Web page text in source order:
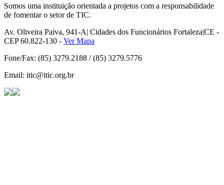
Somos uma instituição orientada a projetos com a responsabilidade
de fomentar o setor de TIC.
Av. Oliveira Paiva, 941-A| Cidades dos Funcionários Fortaleza|CE -
CEP 60.822-130 - Ver Mapa
Fone/Fax: (85) 3279.2188 / (85) 3279.5776
Email: itic@itic.org.br